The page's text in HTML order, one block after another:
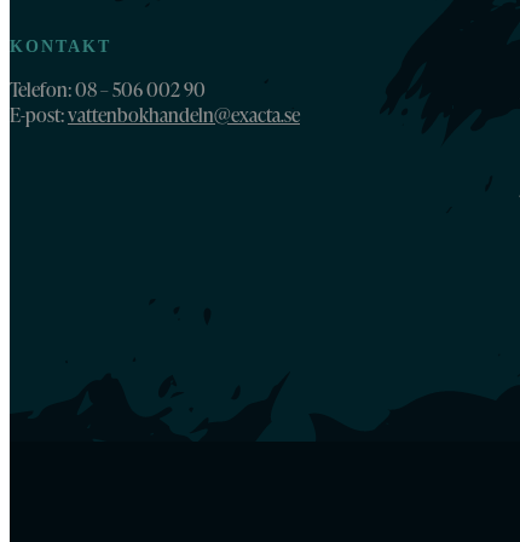
KONTAKT
Telefon: 08 – 506 002 90
E-post:vattenbokhandeln@exacta.se